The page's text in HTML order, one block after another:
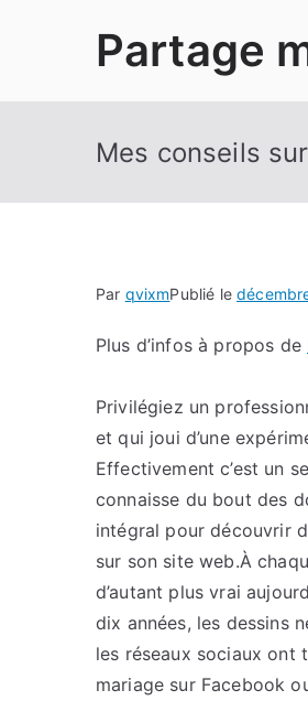
Partage
Mes conseils
Par qvixmPublié le
Plus d’infos à propos de
Privilégiez un
et qui joui d’une
Effectivement c’est un
connaisse du bout des
intégral pour découvrir
sur son site web.À
d’autant plus vrai
dix années, les dessins
les réseaux sociaux ont
mariage sur Facebook